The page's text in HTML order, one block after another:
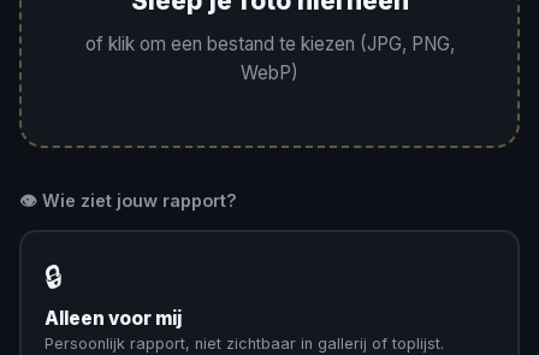
of klik om een bestand te kiezen (JPG, PNG,
WebP)
👁️ Wie ziet jouw rapport?
🔒
Alleen voor mij
Persoonlijk rapport, niet zichtbaar in gallerij of toplijst.